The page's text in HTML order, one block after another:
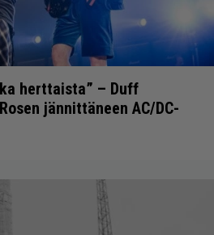
herttaista” – Duff
jännittäneen AC/DC-